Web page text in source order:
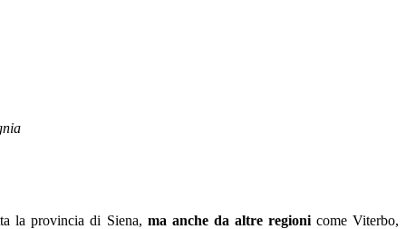
la provincia di Siena, ma anche da altre regionicome Viterbo,